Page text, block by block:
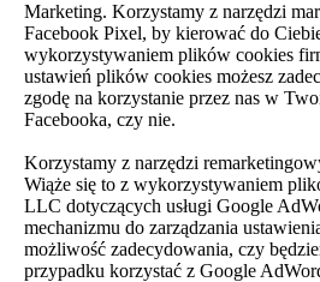
Marketing. Korzystamy z narzędzi
Facebook Pixel, by kierować do
wykorzystywaniem plików cookies
ustawień plików cookies możesz
zgodę na korzystanie przez nas w
Facebooka, czy nie.
Korzystamy z narzędzi
Wiąże się to z wykorzystywaniem
LLC dotyczących usługi Google
mechanizmu do zarządzania
możliwość zadecydowania, czy
przypadku korzystać z Google